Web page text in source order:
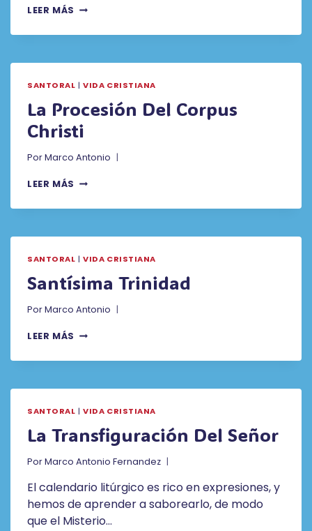
LEER MÁS SAGRADO
DE
SANTORAL |VIDA CRISTIANA
La Procesión Del Corpus
Christi
PorMarco Antonio
LEER MÁS LA
DEL
CHRISTI
SANTORAL |VIDA CRISTIANA
Santísima Trinidad
PorMarco Antonio
LEER MÁS SANTÍSIMA
SANTORAL |VIDA CRISTIANA
La Transfiguración Del Señor
PorMarco Antonio Fernandez
El calendario litúrgico es rico en expresiones, y
hemos de aprender a saborearlo, de modo
que el Misterio…